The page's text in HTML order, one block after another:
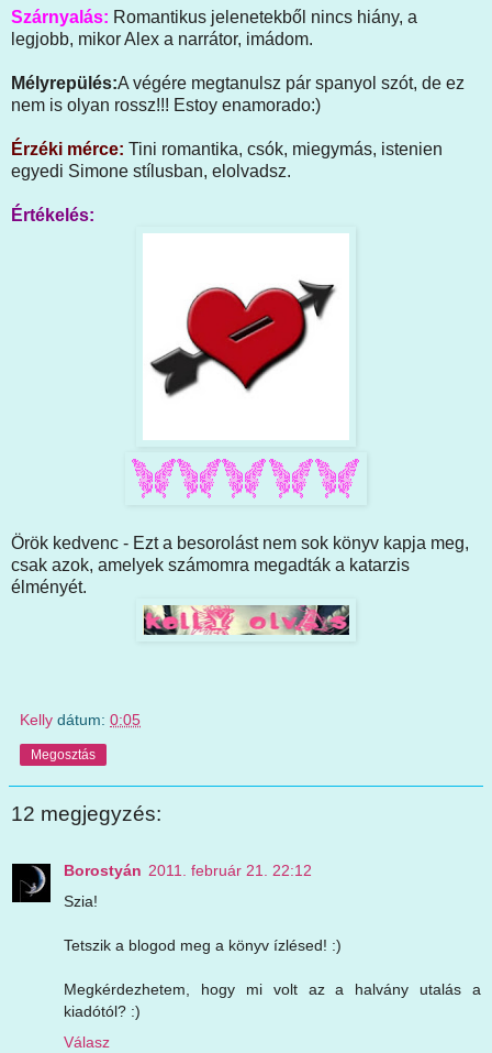
Szárnyalás: Romantikus jelenetekből nincs hiány, a
legjobb, mikor Alex a narrátor, imádom.
Mélyrepülés:A végére megtanulsz pár spanyol szót, de ez
nem is olyan rossz!!! Estoy enamorado:)
Érzéki mérce: Tini romantika, csók, miegymás, istenien
egyedi Simone stílusban, elolvadsz.
Értékelés:
Örök kedvenc - Ezt a besorolást nem sok könyv kapja meg,
csak azok, amelyek számomra megadták a katarzis
élményét.
Kelly dátum: 0:05
Megosztás
12 megjegyzés:
Borostyán 2011. február 21. 22:12
Szia!
Tetszik a blogod meg a könyv ízlésed! :)
Megkérdezhetem, hogy mi volt az a halvány utalás a
kiadótól? :)
Válasz